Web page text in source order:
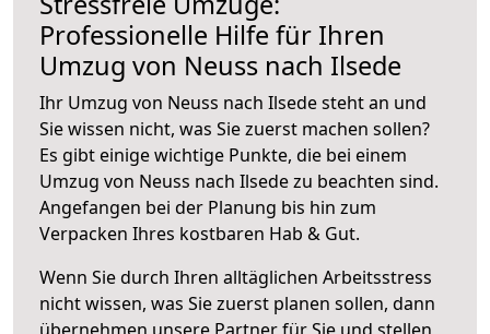
Professionelle Hilfe für Ihren
Umzug von Neuss nach Ilsede
Ihr Umzug von Neuss nach Ilsede steht an und
Sie wissen nicht, was Sie zuerst machen sollen?
Es gibt einige wichtige Punkte, die bei einem
Umzug von Neuss nach Ilsede zu beachten sind.
Angefangen bei der Planung bis hin zum
Verpacken Ihres kostbaren Hab & Gut.
Wenn Sie durch Ihren alltäglichen Arbeitsstress
nicht wissen, was Sie zuerst planen sollen, dann